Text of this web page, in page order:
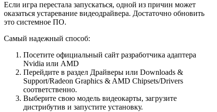
Если игра перестала запускаться, одной из причин может
оказаться устаревание видеодрайвера. Достаточно обновить
это системное ПО.
Самый надежный способ:
Посетите официальный сайт разработчика адаптера
Nvidia или AMD
Перейдите в раздел Драйверы или Downloads &
Support/Radeon Graphics & AMD Chipsets/Drivers
соответственно.
Выберите свою модель видеокарты, загрузите
дистрибутив и запустите установку.